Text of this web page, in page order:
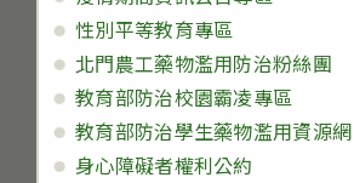
性別平等教育專區
北門農工藥物濫用防治粉絲團
教育部防治校園霸凌專區
教育部防治學生藥物濫用資源網
身心障礙者權利公約